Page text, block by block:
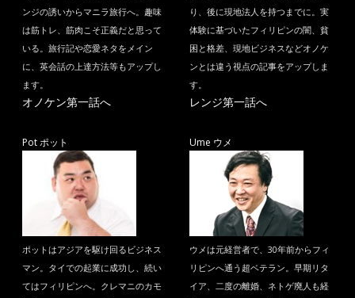
ンジの誘いからマニラ旅行へ。趣味
は筋トレ、筋肉こそ正義だと思って
いる。旅行記や恋愛ネタをメイン
に、英会話の上達方法等もアップし
ます。
オノケン第一話へ
り、後に現地法人を持つまでに。実
体験に基づいたフィリピンの闇、貧
困と格差、現地ビジネスなどオノケ
ンとは違う視点の記事をアップしま
す。
レンジ第一話へ
Pot ポット
ポットはアジアを駆け回るビジネス
マン。タイでの起業に成功し、続い
てはフィリピンへ。クレマニのカモ
Ume ウメ
ウメは元経営者で、30年前からフィ
リピンへ通う超ベテラン。早期リタ
イア、二度の離婚、ネトゲ廃人も経